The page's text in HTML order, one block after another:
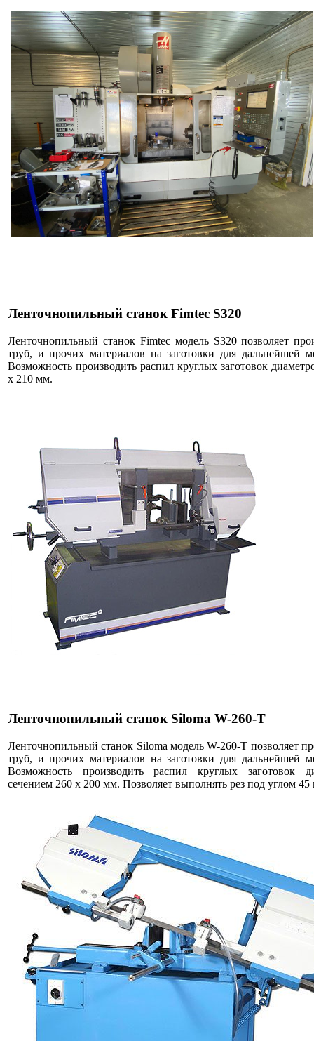
Ленточнопильный станок Fimtec S320
Ленточнопильный станок Fimtec модель S320 позволяет
труб, и прочих материалов на заготовки для дальнейшей
Возможность производить распил круглых заготовок
x 210 мм.
Ленточнопильный станок Siloma W-260-T
Ленточнопильный станок Siloma модель W-260-T позволяет
труб, и прочих материалов на заготовки для дальнейшей
Возможность производить распил круглых
сечением 260 x 200 мм. Позволяет выполнять рез под углом 45